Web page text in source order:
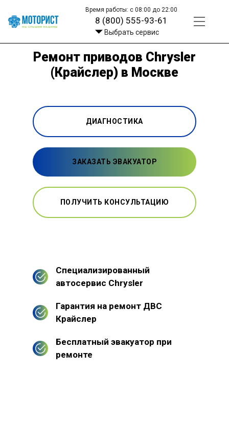
Время работы: с 08:00 до 22:00
8 (800) 555-93-61
Выбрать сервис
Ремонт приводов Chrysler
(Крайслер) в Москве
ДИАГНОСТИКА
ЗАКАЗАТЬ ЭВАКУАТОР
ПОЛУЧИТЬ КОНСУЛЬТАЦИЮ
Специализированный
автосервис Chrysler
Гарантия на ремонт ДВС
Крайслер
Бесплатный эвакуатор при
ремонте